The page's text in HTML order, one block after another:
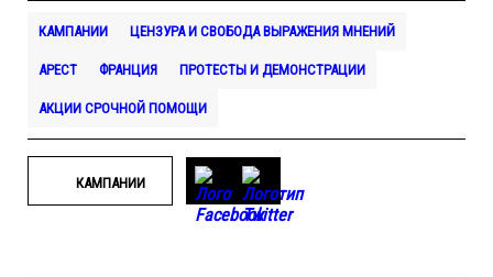
КАМПАНИИ ЦЕНЗУРА И СВОБОДА ВЫРАЖЕНИЯ МНЕНИЙ
АРЕСТ ФРАНЦИЯ ПРОТЕСТЫ И ДЕМОНСТРАЦИИ
АКЦИИ СРОЧНОЙ ПОМОЩИ
КАМПАНИИ